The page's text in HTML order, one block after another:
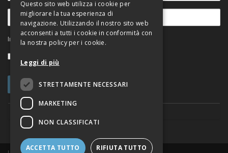
Informativa sul trattamento dei dati personali
Questo sito web utilizza i cookie per
migliorare la tua esperienza di
navigazione. Utilizzando il nostro sito web
acconsenti a tutti i cookie in conformità con
la nostra policy per i cookie.
Leggi di più
STRETTAMENTE NECESSARI
MARKETING
NON CLASSIFICATI
ACCETTA TUTTO RIFIUTA TUTTO